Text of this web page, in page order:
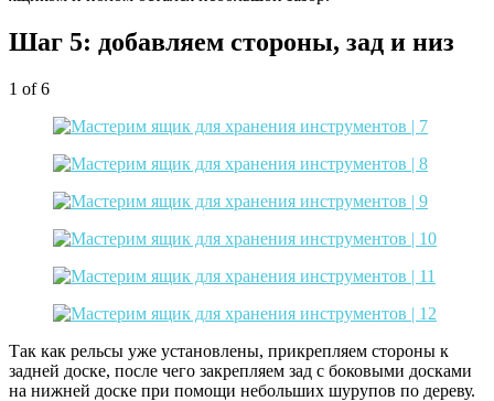
Шаг 5: добавляем стороны, зад и низ
1 of 6
Так как рельсы уже установлены, прикрепляем стороны к
задней доске, после чего закрепляем зад с боковыми досками
на нижней доске при помощи небольших шурупов по дереву.